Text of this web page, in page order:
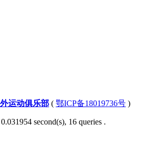
运动俱乐部 ( 鄂ICP备18019736号 )
second(s), 16 queries .